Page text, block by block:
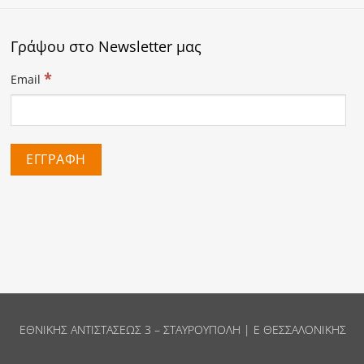
Γράψου στο Newsletter μας
Email *
ΕΘΝΙΚΗΣ ΑΝΤΙΣΤΑΣΕΩΣ 3 – ΣΤΑΥΡΟΥΠΟΛΗ | Ε ΘΕΣΣΑΛΟΝΙΚΗΣ